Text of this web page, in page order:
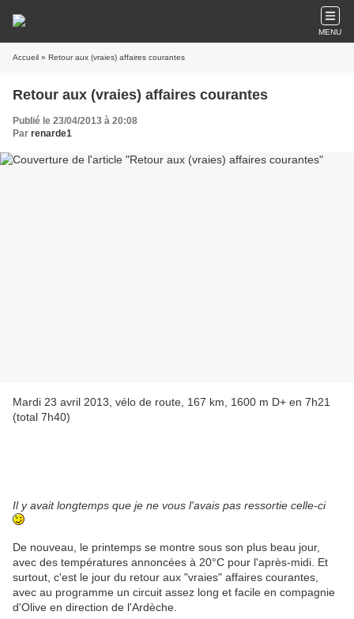
MENU
Accueil » Retour aux (vraies) affaires courantes
Retour aux (vraies) affaires courantes
Publié le 23/04/2013 à 20:08
Par renarde1
Mardi 23 avril 2013, vélo de route, 167 km, 1600 m D+ en 7h21
(total 7h40)
Il y avait longtemps que je ne vous l'avais pas ressortie celle-ci
De nouveau, le printemps se montre sous son plus beau jour,
avec des températures annoncées à 20°C pour l'après-midi. Et
surtout, c'est le jour du retour aux "vraies" affaires courantes,
avec au programme un circuit assez long et facile en compagnie
d'Olive en direction de l'Ardèche.